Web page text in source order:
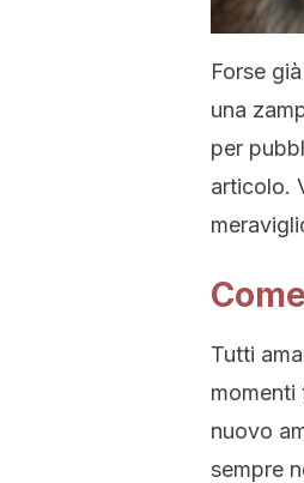
Forse
una
per
articolo.
Tutti
momenti
nuovo
sempre